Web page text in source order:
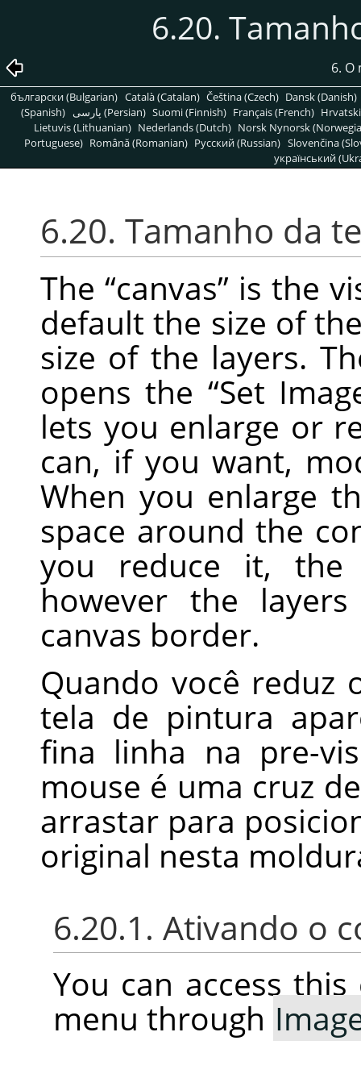
6.20.
6.
български (Bulgarian) Català (Catalan) Čeština (Czech) Dansk (Danish)
(Spanish)
پارسی (Persian) Suomi (Finnish) Français (French)
Lietuvis (Lithuanian) Nederlands (Dutch) Norsk Nynorsk
Portuguese) Română (Romanian) Pусский (Russian) Slovenčina
український
6.20. Tamanho da
The“canvas” is the
default the size of
size of the layers.
opens the “Set
lets you enlarge or
can, if you want,
When you enlarge
space around the
you reduce it, the
however the
canvas border.
Quando você reduz
tela de pintura
fina linha na pre-
mouse é uma cruz
arrastar para
original nesta
6.20.1. Ativando o
You can access
menu through